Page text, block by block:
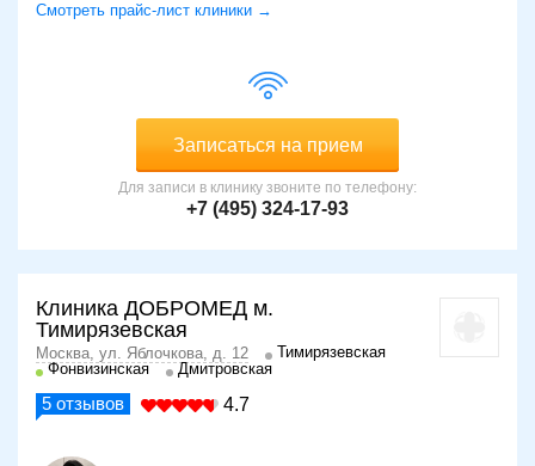
Смотреть прайс-лист клиники →
Записаться на прием
Для записи в клинику звоните по телефону:
+7 (495) 324-17-93
Клиника ДОБРОМЕД м.
Тимирязевская
Москва, ул. Яблочкова, д. 12
Тимирязевская
Фонвизинская
Дмитровская
5 отзывов 4.7